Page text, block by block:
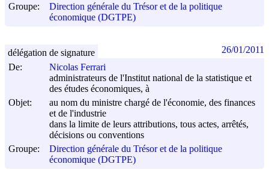
Groupe:
Direction générale du Trésor et de la politique
économique (DGTPE)
De:
Nicolas Ferrari
administrateurs de l'Institut national de la statistique et
des études économiques, à
Objet:
au nom du ministre chargé de l'économie, des finances
et de l'industrie
dans la limite de leurs attributions, tous actes, arrêtés,
décisions ou conventions
Groupe:
Direction générale du Trésor et de la politique
économique (DGTPE)
délégation de signature 26/01/2011